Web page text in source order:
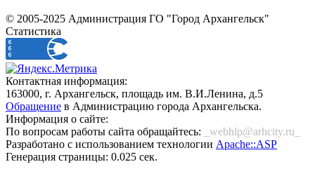
© 2005-2025 Администрация ГО "Город Архангельск"
Статистика
Контактная информация:
163000, г. Архангельск, площадь им. В.И.Ленина, д.5
Обращение в Администрацию города Архангельска.
Информация о сайте:
По вопросам работы сайта обращайтесь:
_webhlp@arhcity.ru_
Разработано с использованием технологии Apache::ASP
Генерация страницы: 0.025 сек.